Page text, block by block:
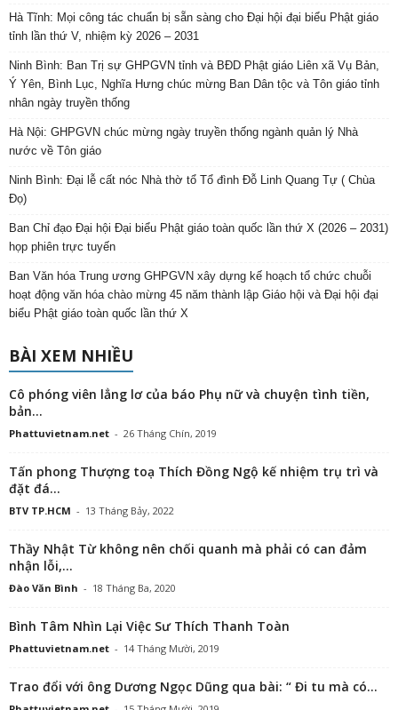
Hà Tĩnh: Mọi công tác chuẩn bị sẵn sàng cho Đại hội đại biểu Phật giáo
tỉnh lần thứ V, nhiệm kỳ 2026 – 2031
Ninh Bình: Ban Trị sự GHPGVN tỉnh và BĐD Phật giáo Liên xã Vụ Bản,
Ý Yên, Bình Lục, Nghĩa Hưng chúc mừng Ban Dân tộc và Tôn giáo tỉnh
nhân ngày truyền thống
Hà Nội: GHPGVN chúc mừng ngày truyền thống ngành quản lý Nhà
nước về Tôn giáo
Ninh Bình: Đại lễ cất nóc Nhà thờ tổ Tổ đình Đỗ Linh Quang Tự ( Chùa
Đọ)
Ban Chỉ đạo Đại hội Đại biểu Phật giáo toàn quốc lần thứ X (2026 – 2031)
họp phiên trực tuyến
Ban Văn hóa Trung ương GHPGVN xây dựng kế hoạch tổ chức chuỗi
hoạt động văn hóa chào mừng 45 năm thành lập Giáo hội và Đại hội đại
biểu Phật giáo toàn quốc lần thứ X
BÀI XEM NHIỀU
Cô phóng viên lẳng lơ của báo Phụ nữ và chuyện tình tiền,
bản...
Phattuvietnam.net - 26 Tháng Chín, 2019
Tấn phong Thượng toạ Thích Đồng Ngộ kế nhiệm trụ trì và
đặt đá...
BTV TP.HCM - 13 Tháng Bảy, 2022
Thầy Nhật Từ không nên chối quanh mà phải có can đảm
nhận lỗi,...
Đào Văn Bình - 18 Tháng Ba, 2020
Bình Tâm Nhìn Lại Việc Sư Thích Thanh Toàn
Phattuvietnam.net - 14 Tháng Mười, 2019
Trao đổi với ông Dương Ngọc Dũng qua bài: “ Đi tu mà có...